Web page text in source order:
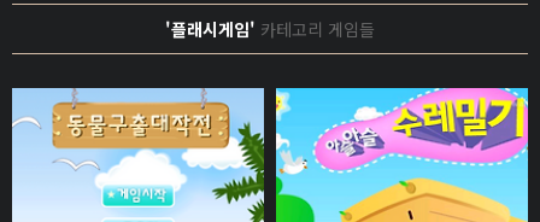
'플래시게임' 카테고리 게임들